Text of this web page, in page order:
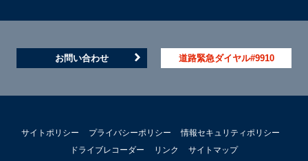
お問い合わせ 道路緊急ダイヤル#9910
サイトポリシー プライバシーポリシー
情報セキュリティポリシー
ドライブレコーダー
リンク サイトマップ